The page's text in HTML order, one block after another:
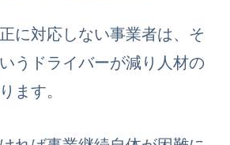
に対応しない事業者は、そ
うドライバーが減り人材の
ます。